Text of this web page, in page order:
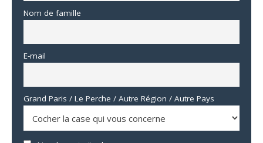
Nom de famille
E-mail
Grand Paris / Le Perche / Autre Région / Autre Pays